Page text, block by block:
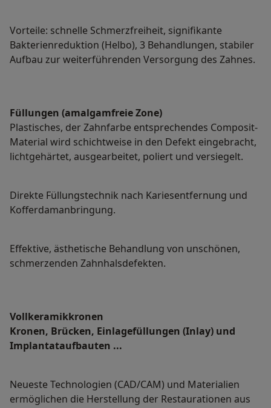
Vorteile: schnelle Schmerzfreiheit, signifikante
Bakterienreduktion (Helbo), 3 Behandlungen, stabiler
Aufbau zur weiterführenden Versorgung des Zahnes.
Füllungen (amalgamfreie Zone)
Plastisches, der Zahnfarbe entsprechendes Composit-
Material wird schichtweise in den Defekt eingebracht,
lichtgehärtet, ausgearbeitet, poliert und versiegelt.
Direkte Füllungstechnik nach Kariesentfernung und
Kofferdamanbringung.
Effektive, ästhetische Behandlung von unschönen,
schmerzenden Zahnhalsdefekten.
Vollkeramikkronen
Kronen, Brücken, Einlagefüllungen (Inlay) und
Implantataufbauten ...
Neueste Technologien (CAD/CAM) und Materialien
ermöglichen die Herstellung der Restaurationen aus